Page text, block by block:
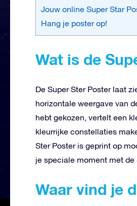
Jouw online Super Star
Hang je poster op!
Wat is de
De Super Ster Poster laat
horizontale weergave van
hebt gekozen, vertelt een
kleurrijke constellaties
Ster Poster is geprint op
je speciale moment met de
Waar vind je